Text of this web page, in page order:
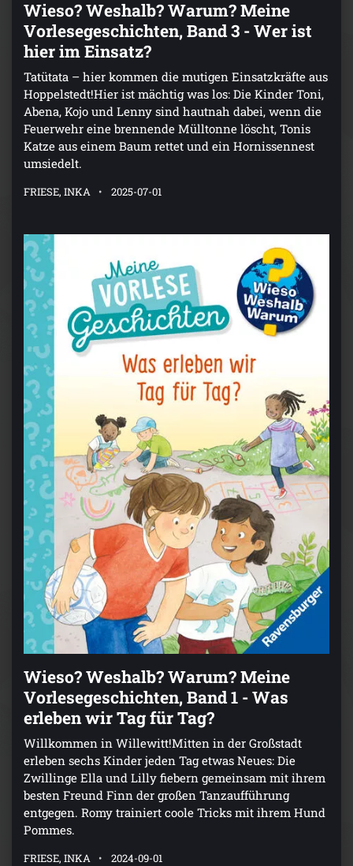
Wieso? Weshalb? Warum? Meine
Vorlesegeschichten, Band 3 - Wer ist
hier im Einsatz?
Tatütata – hier kommen die mutigen Einsatzkräfte aus
Hoppelstedt!Hier ist mächtig was los: Die Kinder Toni,
Abena, Kojo und Lenny sind hautnah dabei, wenn die
Feuerwehr eine brennende Mülltonne löscht, Tonis
Katze aus einem Baum rettet und ein Hornissennest
umsiedelt.
FRIESE, INKA 2025-07-01
Wieso? Weshalb? Warum? Meine
Vorlesegeschichten, Band 1 - Was
erleben wir Tag für Tag?
Willkommen in Willewitt!Mitten in der Großstadt
erleben sechs Kinder jeden Tag etwas Neues: Die
Zwillinge Ella und Lilly fiebern gemeinsam mit ihrem
besten Freund Finn der großen Tanzaufführung
entgegen. Romy trainiert coole Tricks mit ihrem Hund
Pommes.
FRIESE, INKA 2024-09-01